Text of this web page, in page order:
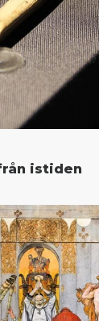
istiden